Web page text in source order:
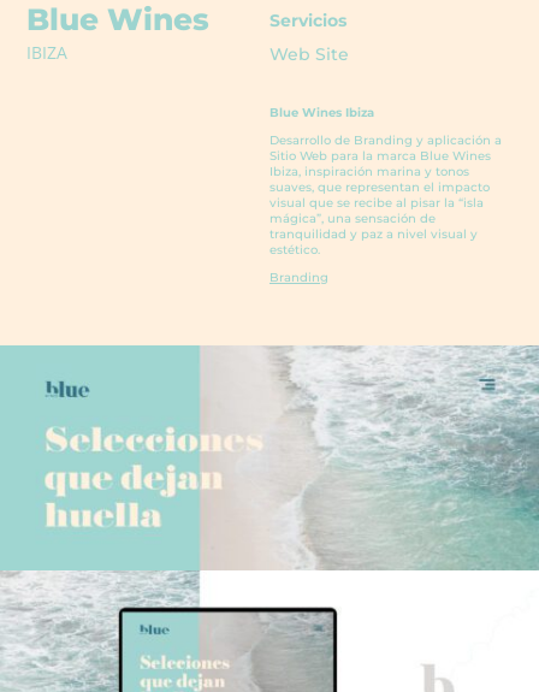
Blue Wines
IBIZA
Servicios
Web Site
Blue Wines Ibiza
Desarrollo de Branding y aplicación a
Sitio Web para la marca Blue Wines
Ibiza, inspiración marina y tonos
suaves, que representan el impacto
visual que se recibe al pisar la “isla
mágica”, una sensación de
tranquilidad y paz a nivel visual y
estético.
Branding